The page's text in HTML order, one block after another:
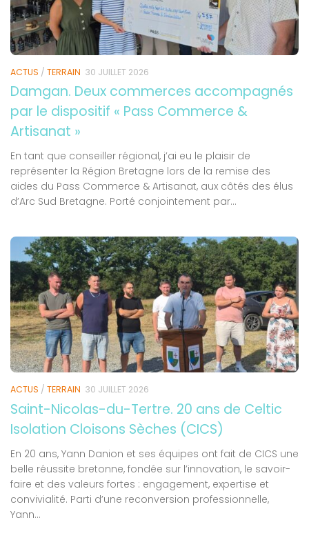
ACTUS / TERRAIN 30 JUILLET 2026
Damgan. Deux commerces accompagnés
par le dispositif « Pass Commerce &
Artisanat »
En tant que conseiller régional, j’ai eu le plaisir de
représenter la Région Bretagne lors de la remise des
aides du Pass Commerce & Artisanat, aux côtés des élus
d’Arc Sud Bretagne. Porté conjointement par...
ACTUS / TERRAIN 30 JUILLET 2026
Saint-Nicolas-du-Tertre. 20 ans de Celtic
Isolation Cloisons Sèches (CICS)
En 20 ans, Yann Danion et ses équipes ont fait de CICS une
belle réussite bretonne, fondée sur l’innovation, le savoir-
faire et des valeurs fortes : engagement, expertise et
convivialité. Parti d’une reconversion professionnelle,
Yann...